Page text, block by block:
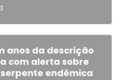
anos da descrição
com alerta sobre
endêmica